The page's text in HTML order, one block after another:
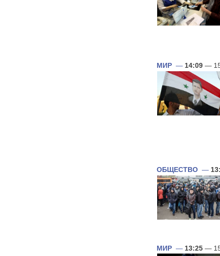
МИР — 14:09 —
ОБЩЕСТВО —
МИР — 13:25 —